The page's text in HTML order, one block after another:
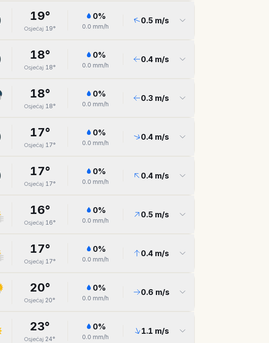
19°
Osjećaj 19°
0%
0.0 mm/h
0.5 m/s
18°
Osjećaj 18°
0%
0.0 mm/h
0.4 m/s
18°
Osjećaj 18°
0%
0.0 mm/h
0.3 m/s
17°
Osjećaj 17°
0%
0.0 mm/h
0.4 m/s
17°
Osjećaj 17°
0%
0.0 mm/h
0.4 m/s
16°
Osjećaj 16°
0%
0.0 mm/h
0.5 m/s
17°
Osjećaj 17°
0%
0.0 mm/h
0.4 m/s
20°
Osjećaj 20°
0%
0.0 mm/h
0.6 m/s
23°
Osjećaj 24°
0%
0.0 mm/h
1.1 m/s